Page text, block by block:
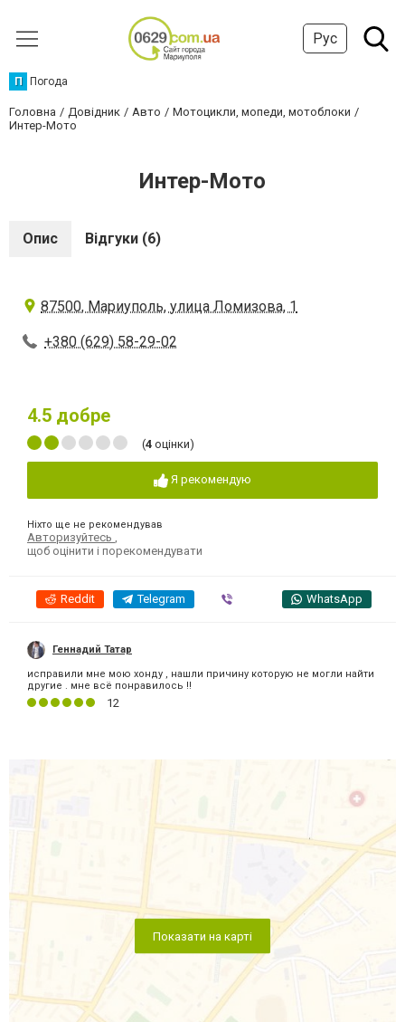
Рус
П Погода
Головна Довідник Авто
Мотоцикли, мопеди, мотоблоки
Интер-Мото
Интер-Мото
Опис Відгуки (6)
87500, Мариуполь, улица Ломизова, 1
+380 (629) 58-29-02
4.5 добре
(4 оцінки)
Я рекомендую
Ніхто ще не рекомендував
Авторизуйтесь
щоб оцінити і порекомендувати
Reddit Telegram WhatsApp
Геннадий Татар
исправили мне мою хонду , нашли причину которую не могли найти
другие . мне всё понравилось !!
12
Показати на карті